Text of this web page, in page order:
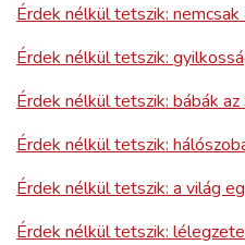
Érdek nélkül tetszik: nemcsak
Érdek nélkül tetszik:
Érdek nélkül tetszik: bábák
Érdek nélkül tetszik:
Érdek nélkül tetszik: a világ
Érdek nélkül tetszik: